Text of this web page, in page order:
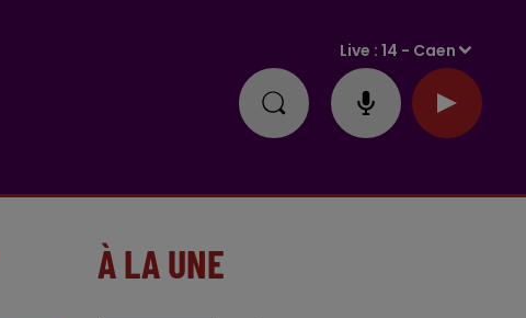
Live :14 - Caen
À LA UNE